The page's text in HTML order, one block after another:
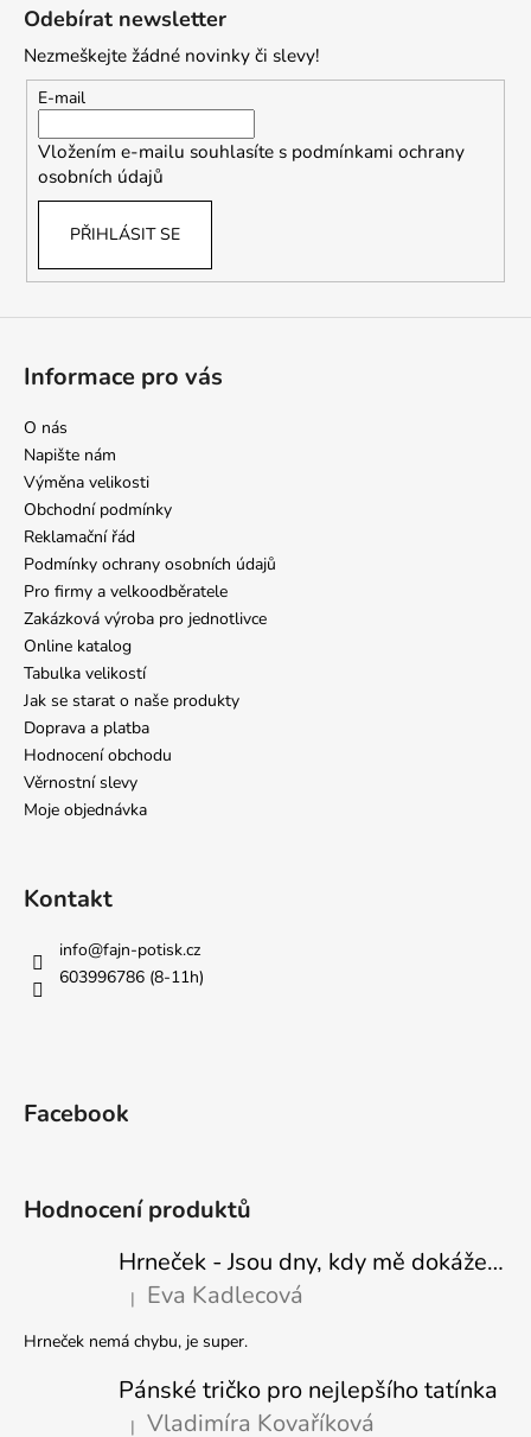
Odebírat newsletter
Nezmeškejte žádné novinky či slevy!
E-mail
Vložením e-mailu souhlasíte s podmínkami ochrany
osobních údajů
PŘIHLÁSIT SE
Informace pro vás
O nás
Napište nám
Výměna velikosti
Obchodní podmínky
Reklamační řád
Podmínky ochrany osobních údajů
Pro firmy a velkoodběratele
Zakázková výroba pro jednotlivce
Online katalog
Tabulka velikostí
Jak se starat o naše produkty
Doprava a platba
Hodnocení obchodu
Věrnostní slevy
Moje objednávka
Kontakt
info@fajn-potisk.cz
603996786 (8-11h)
Facebook
Hodnocení produktů
Hrneček - Jsou dny, kdy mě dokáže nasrat i vzduch - Sova
Hodnocení produktu je 5 z 5 hvězdiček.
| Eva Kadlecová
Hrneček nemá chybu, je super.
Pánské tričko pro nejlepšího tatínka
| Vladimíra Kovaříková